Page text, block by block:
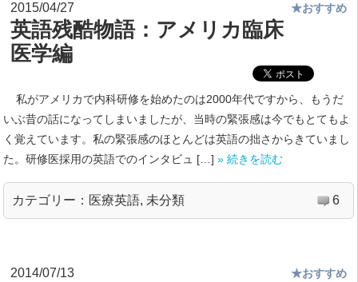
2015/04/27
英語残酷物語：アメリカ臨床
医学編
★おすすめ
私がアメリカで内科研修を始めたのは2000年代ですから、もうだ
いぶ昔の話になってしまいましたが、当時の緊張感は今でもとてもよ
く覚えています。私の緊張感のほとんどは英語の拙さからきていまし
た。研修医採用の英語でのインタビュ […] » 続きを読む
カテゴリー： 医療英語, 未分類 6
2014/07/13 ★おすすめ